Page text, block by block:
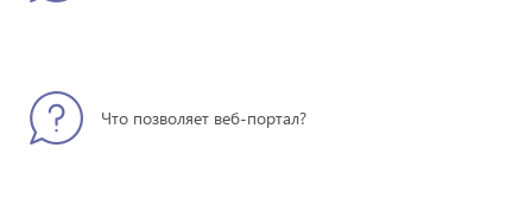
Что позволяет веб-портал?